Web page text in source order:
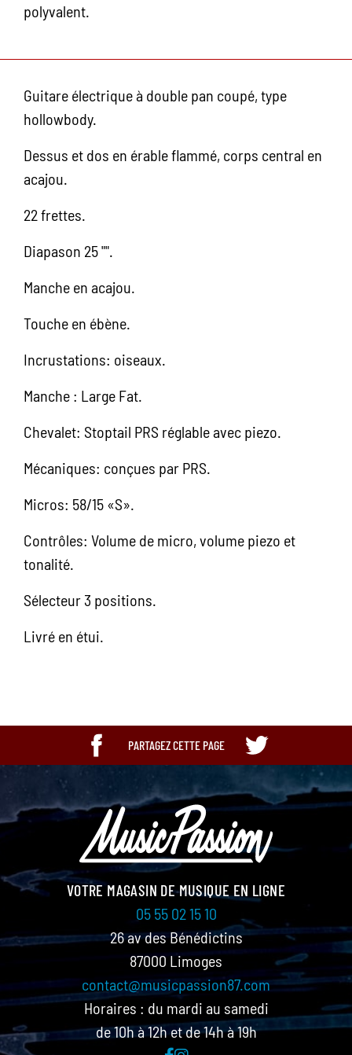
polyvalent.
Guitare électrique à double pan coupé, type
hollowbody.
Dessus et dos en érable flammé, corps central en
acajou.
22 frettes.
Diapason 25 "".
Manche en acajou.
Touche en ébène.
Incrustations: oiseaux.
Manche : Large Fat.
Chevalet: Stoptail PRS réglable avec piezo.
Mécaniques: conçues par PRS.
Micros: 58/15 «S».
Contrôles: Volume de micro, volume piezo et
tonalité.
Sélecteur 3 positions.
Livré en étui.
PARTAGEZ CETTE PAGE
VOTRE MAGASIN DE MUSIQUE EN LIGNE
05 55 02 15 10
26 av des Bénédictins
87000 Limoges
contact@musicpassion87.com
Horaires : du mardi au samedi
de 10h à 12h et de 14h à 19h